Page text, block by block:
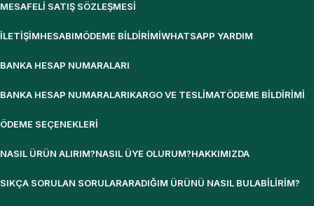
MESAFELI SATIŞ SÖZLEŞMESI
İLETIŞIMHESABIMÖDEME BILDIRIMIWHATSAPP YARDIM
BANKA HESAP NUMARALARI
BANKA HESAP NUMARALARIKARGO VE TESLIMATÖDEME BILDIRIMI
ÖDEME SEÇENEKLERI
NASIL ÜRÜN ALIRIM?NASIL ÜYE OLURUM?HAKKIMIZDA
SIKÇA SORULAN SORULARARADIĞIM ÜRÜNÜ NASIL BULABILIRIM?